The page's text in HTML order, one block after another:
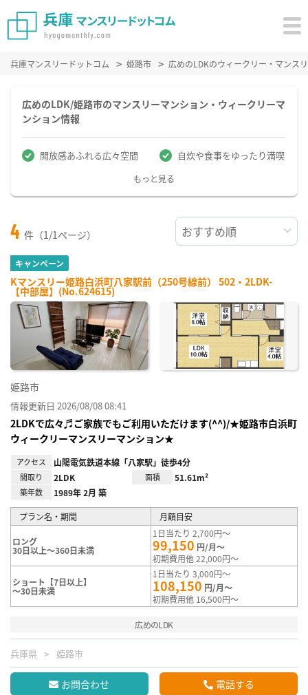
兵庫マンスリードットコム 姫路市 広めのLDKのウィークリー・マンス
広めのLDK/姫路市のマンスリーマンション・ウィークリーマ
ンション情報
開放感あふれる広々空間 自炊や食事をゆったり満喫
もっと見る
4 件（1/1ページ）
キャンペーン
Kマンスリー姫路白浜町八家駅前（250号線前） 502・2LDK-
【中部屋】(No.624615)
姫路市
情報更新日 2026/08/08 08:41
2LDKで広々♬ご家族でもご利用いただけます(^^)/★姫路市白浜町
ウィークリーマンスリーマンション★
アクセス 山陽電気鉄道本線「八家駅」徒歩4分
間取り 2LDK 面積 51.61m²
築年数 1989年 2月 築
プラン名・期間 月額目安
ロング
30日以上～360日未満
1日当たり 2,700円～
99,150 円/月～
初期費用他 22,000円～
ショート【7日以上】
～30日未満
1日当たり 3,000円～
108,150 円/月～
初期費用他 16,500円～
広めのLDK
兵庫県 姫路市
お問合わせ 電話する